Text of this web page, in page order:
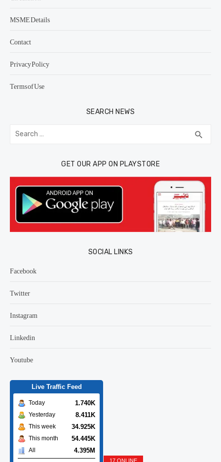
MSME Details
Contact
Privacy Policy
Terms of Use
SEARCH NEWS
Search
for: search
GET OUR APP ON PLAYSTORE
SOCIAL LINKS
Facebook
Twitter
Instagram
Linkedin
Youtube
Live Traffic Feed
Today 1.740K
Yesterday 8.411K
This week 34.925K
This month 54.445K
All 4.395M
17 ONLINE